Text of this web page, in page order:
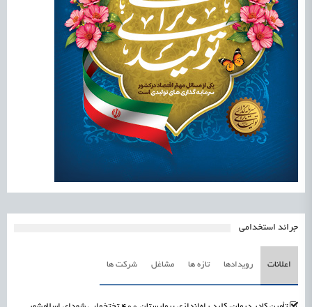
جرائد استخدامی
اعلانات رویدادها تازه ها مشاغل شرکت ها